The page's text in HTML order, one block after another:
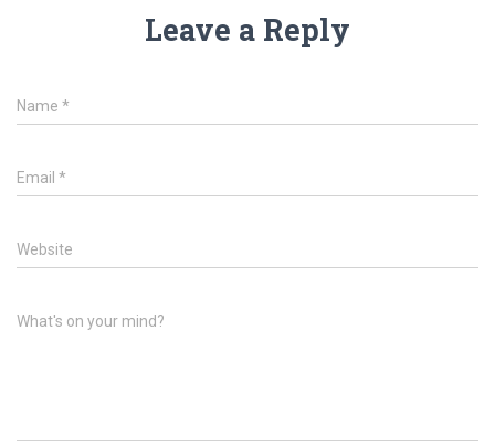
Leave a Reply
Name *
Email *
Website
What's on your mind?